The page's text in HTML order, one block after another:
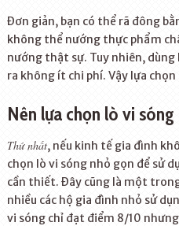
Đơn giản, bạn có thể rã đông
không thể nướng thực phẩm
nướng thật sự. Tuy nhiên,
ra không ít chi phí. Vậy lựa
Nên lựa chọn lò vi
Thứ nhất, nếu kinh tế gia đình
chọn lò vi sóng nhỏ gọn để sử
cần thiết. Đây cũng là một
nhiều các hộ gia đình nhỏ sử
vi sóng chỉ đạt điểm 8/10